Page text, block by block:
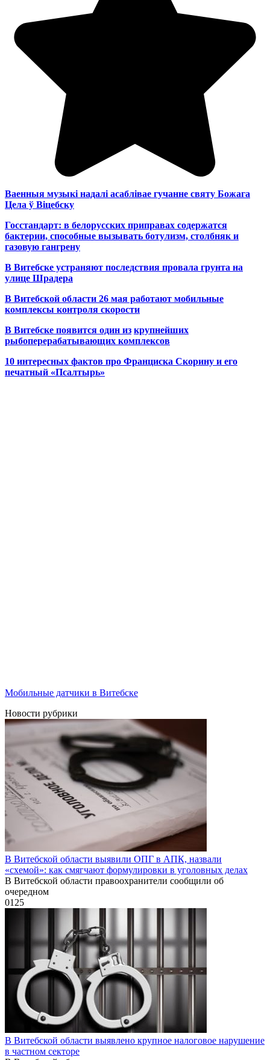
Ваенныя музыкі надалі асаблівае гучанне святу Божага
Цела ў Віцебску
Госстандарт: в белорусских приправах содержатся
бактерии, способные вызывать ботулизм, столбняк и
газовую гангрену
В Витебске устраняют последствия провала грунта на
улице Шрадера
В Витебской области 26 мая работают мобильные
комплексы контроля скорости
В Витебске появится один из крупнейших
рыбоперерабатывающих комплексов
10 интересных фактов про Франциска Скорину и его
печатный «Псалтырь»
Мобильные датчики в Витебске
Новости рубрики
В Витебской области выявили ОПГ в АПК, назвали
«схемой»: как смягчают формулировки в уголовных делах
В Витебской области правоохранители сообщили об
очередном
0125
В Витебской области выявлено крупное налоговое нарушение
в частном секторе